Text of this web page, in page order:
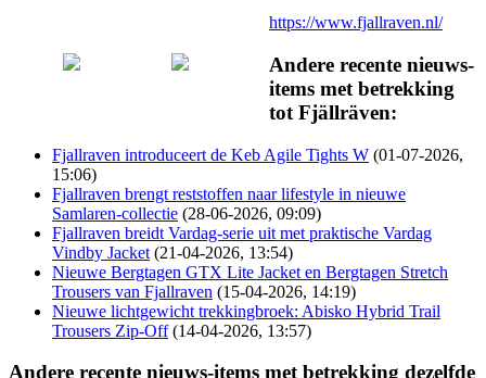
https://www.fjallraven.nl/
Andere recente nieuws-
items met betrekking
tot Fjällräven:
Fjallraven introduceert de Keb Agile Tights W (01-07-2026,
15:06)
Fjallraven brengt reststoffen naar lifestyle in nieuwe
Samlaren-collectie (28-06-2026, 09:09)
Fjallraven breidt Vardag-serie uit met praktische Vardag
Vindby Jacket (21-04-2026, 13:54)
Nieuwe Bergtagen GTX Lite Jacket en Bergtagen Stretch
Trousers van Fjallraven (15-04-2026, 14:19)
Nieuwe lichtgewicht trekkingbroek: Abisko Hybrid Trail
Trousers Zip-Off (14-04-2026, 13:57)
Andere recente nieuws-items met betrekking dezelfde